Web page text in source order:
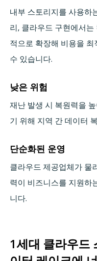
내부 스토리지를 사용하
리, 클라우드 구현에서
적으로 확장해 비용을
수 있습니다.
낮은 위험
재난 발생 시 복원력을
기 위해 지역 간 데이터
단순화된 운영
클라우드 제공업체가 물
력이 비즈니스를 지원하
니다.
1세대 클라우드